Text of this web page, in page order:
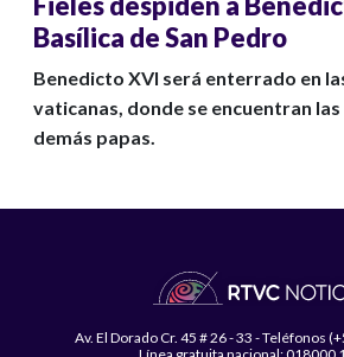
Basílica de San Pedro
Benedicto XVI será enterrado en
vaticanas, donde se encuentran
demás papas.
Av. El Dorado Cr. 45 # 26 - 33 - Teléfonos